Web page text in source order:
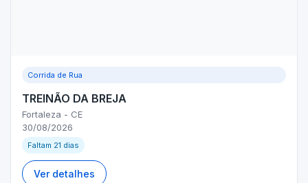
Corrida de Rua
TREINÃO DA BREJA
Fortaleza - CE
30/08/2026
Faltam 21 dias
Ver detalhes